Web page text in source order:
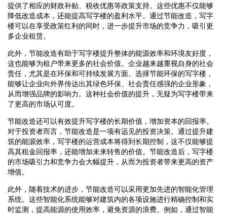
提供了相应的财政补贴、税收优惠等政策支持。这些优惠不仅能够
降低改造成本，还能提高写字楼的盈利水平。通过节能改造，写字
楼可以在享受政策红利的同时，进一步提升市场的竞争力，吸引更
多企业租赁。
此外，节能改造有助于写字楼提升整体的能源效率和环境友好度，
这也能够为租户带来更多的社会价值。企业越来越重视自身的社会
责任，尤其是在环保和可持续发展方面。选择节能环保的写字楼，
能够让企业向外界传达出其绿色环保、社会责任感强的企业形象，
从而增强品牌的影响力。这种社会价值的提升，无疑为写字楼带来
了更高的市场认可度。
节能改造还可以有效提升写字楼的长期价值，增加资本的回报率。
对于投资者而言，节能改造是一项有远见的投资决策。通过提升建
筑的能源效率，写字楼的运营成本将得到长期控制，这不仅能够提
高其租金回报率，还能增加未来转售的价值。节能改造后，写字楼
的市场吸引力和竞争力会大幅提升，从而为投资者带来更高的资产
增值。
此外，随着技术的进步，节能改造可以采用更加先进的智能化管理
系统。这些智能化系统能够对建筑内的各项设施进行精确控制和实
时监测，提高能源的使用效率，避免资源的浪费。例如，通过智能